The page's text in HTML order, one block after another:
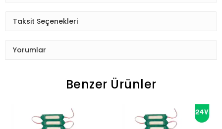
Taksit Seçenekleri
Yorumlar
Benzer Ürünler